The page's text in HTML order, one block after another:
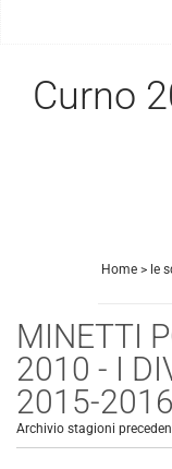
Curno
Home> le
MINETTI
2010 - I
2015-2016
Archivio stagioni